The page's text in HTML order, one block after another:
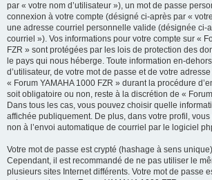
par « votre nom d’utilisateur »), un mot de passe
connexion à votre compte (désigné ci-après par «
une adresse courriel personnelle valide (désignée ci-
courriel »). Vos informations pour votre compte sur «
FZR » sont protégées par les lois de protection des
le pays qui nous héberge. Toute information en-
d’utilisateur, de votre mot de passe et de votre
« Forum YAMAHA 1000 FZR » durant la procédure
soit obligatoire ou non, reste à la discrétion de «
Dans tous les cas, vous pouvez choisir quelle
affichée publiquement. De plus, dans votre profil,
non à l’envoi automatique de courriel par le logiciel
Votre mot de passe est crypté (hashage à sens
Cependant, il est recommandé de ne pas utiliser le
plusieurs sites Internet différents. Votre mot de passe